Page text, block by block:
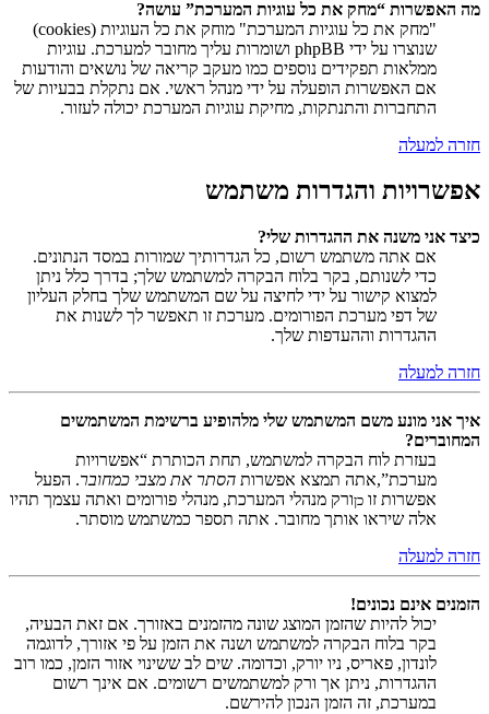
מה האפשרות “מחק את כל עוגיות המערכת” עושה?
"מחק את כל עוגיות המערכת" מוחק את כל העוגיות (cookies)
שנוצרו על ידי phpBB ושומרות עליך מחובר למערכת. עוגיות
ממלאות תפקידים נוספים כמו מעקב קריאה של נושאים והודעות
אם האפשרות הופעלה על ידי מנהל ראשי. אם נתקלת בבעיות של
התחברות והתנתקות, מחיקת עוגיות המערכת יכולה לעזור.
חזרה למעלה
אפשרויות והגדרות משתמש
כיצד אני משנה את ההגדרות שלי?
אם אתה משתמש רשום, כל הגדרותיך שמורות במסד הנתונים.
כדי לשנותם, בקר בלוח הבקרה למשתמש שלך; בדרך כלל ניתן
למצוא קישור על ידי לחיצה על שם המשתמש שלך בחלק העליון
של דפי מערכת הפורומים. מערכת זו תאפשר לך לשנות את
ההגדרות וההעדפות שלך.
חזרה למעלה
איך אני מונע משם המשתמש שלי מלהופיע ברשימת המשתמשים
המחוברים?
בעזרת לוח הבקרה למשתמש, תחת הכותרת “אפשרויות
מערכת”,אתה תמצא אפשרות הסתר את מצבי כמחובר. הפעל
אפשרות זו כןורק מנהלי המערכת, מנהלי פורומים ואתה עצמך תהיו
אלה שיראו אותך מחובר. אתה תספר כמשתמש מוסתר.
חזרה למעלה
הזמנים אינם נכונים!
יכול להיות שהזמן המוצג שונה מהזמנים באזורך. אם זאת הבעיה,
בקר בלוח הבקרה למשתמש ושנה את הזמן על פי אזורך, לדוגמה
לונדון, פאריס, ניו יורק, וכדומה. שים לב ששינוי אזור הזמן, כמו רוב
ההגדרות, ניתן אך ורק למשתמשים רשומים. אם אינך רשום
במערכת, זה הזמן הנכון להירשם.